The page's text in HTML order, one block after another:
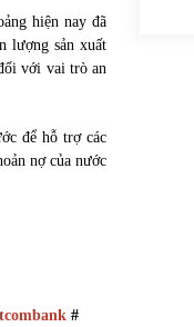
hiện nay đã
lượng sản xuất
với vai trò an
để hỗ trợ các
nợ của nước
#